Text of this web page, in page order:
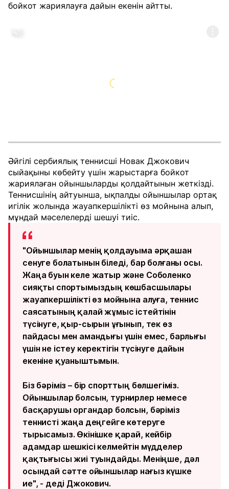
бойкот жариялауға дайын екенін айтты.
Әйгілі сербиялық теннисші Новак Джокович
сыйақыны көбейту үшін жарыстарға бойкот
жариялаған ойыншыларды қолдайтынын жеткізді.
Теннисшінің айтуынша, ықпалды ойыншылар ортақ
игілік жолында жауапкершілікті өз мойнына алып,
мұндай мәселелерді шешуі тиіс.
"Ойыншылар менің қолдауыма әрқашан
сенуге болатынын біледі, бар болғаны осы.
Жаңа буын келе жатыр және Соболенко
сияқты спортымыздың көшбасшылары
жауапкершілікті өз мойнына алуға, теннис
саясатының қалай жұмыс істейтінін
түсінуге, қыр-сырын ұғынып, тек өз
пайдасы мен амандығы үшін емес, барлығы
үшін не істеу керектігін түсінуге дайын
екеніне қуаныштымын.
Біз бәріміз – бір спорттың бөлшегіміз.
Ойыншылар болсын, турнирлер немесе
басқарушы органдар болсын, бәріміз
теннисті жаңа деңгейге көтеруге
тырысамыз. Өкінішке қарай, кейбір
адамдар шешкісі келмейтін мүдделер
қақтығысы жиі туындайды. Меніңше, дәл
осындай сәтте ойыншылар нағыз күшке
ие", - деді Джокович.